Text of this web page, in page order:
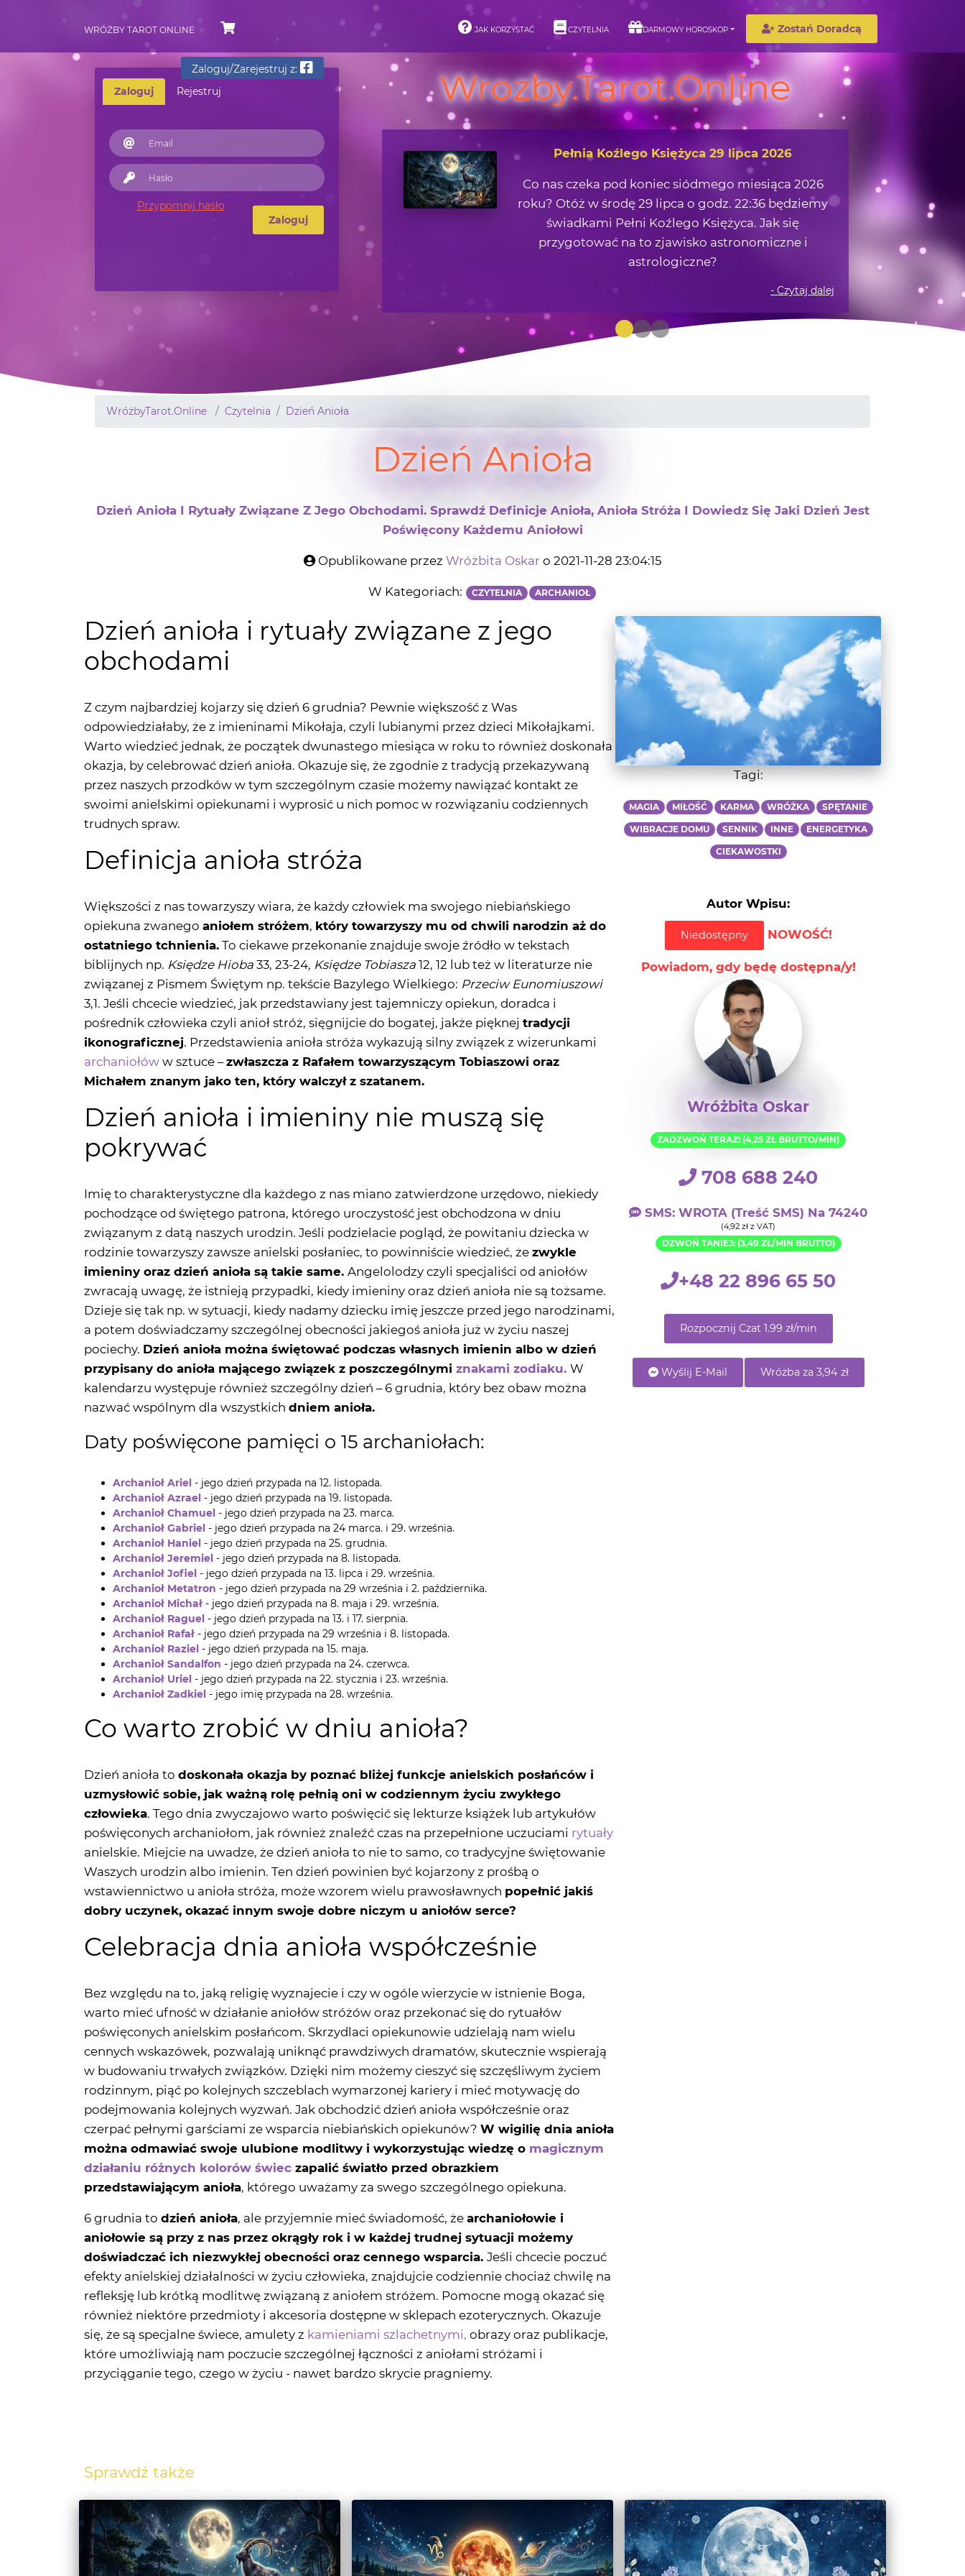
WRÓŻBY TAROT ONLINE JAK KORZYSTAĆ CZYTELNIA DARMOWY HOROSKOP Zostań Doradcą
Zaloguj Rejestruj
Zaloguj/Zarejestruj z:
Przypomnij hasło
Zaloguj
Wrozby.Tarot.Online
Asteroidy i ich wędrówka w okolicach Ziemi
Jaką lekcję życiową możemy zaczerpnąć z obserwacji
zjawisk na nocnym niebie?
- Czytaj dalej
Dzień Anioła
Dzień Anioła I Rytuały Związane Z Jego Obchodami. Sprawdź Definicje Anioła, Anioła Stróża I Dowiedz Się Jaki Dzień Jest
Opublikowane przezWróżbita Oskaro 2021-11-28 23:04:15
Dzień anioła i rytuały związane z jego
Z czym najbardziej kojarzy się dzień 6 grudnia? Pewnie większość z Was
okazja, by celebrować dzień anioła. Okazuje się, że zgodnie z tradycją przekazywaną
przez naszych przodków w tym szczególnym czasie możemy nawiązać kontakt ze
swoimi anielskimi opiekunami i wyprosić u nich pomoc w rozwiązaniu codziennych
trudnych spraw.
Definicja anioła stróża
Większości z nas towarzyszy wiara, że każdy człowiek ma swojego niebiańskiego
opiekuna zwanego
biblijnych np. Księdze Hioba 33, 23-24, Księdze Tobiasza 12, 12 lub też w literaturze nie
związanej z Pismem Świętym np. tekście Bazylego Wielkiego:Przeciw Eunomiuszowi
3,1. Jeśli chcecie wiedzieć, jak przedstawiany jest tajemniczy opiekun, doradca i
pośrednik człowieka czyli anioł stróż, sięgnijcie do bogatej, jakże pięknejtradycji
ikonograficznej . Przedstawienia anioła stróża wykazują silny związek z wizerunkami
archaniołów w sztuce – zwłaszcza z Rafałem towarzyszącym Tobiaszowi oraz
Michałem znanym jako ten, który walczył z szatanem.
Dzień anioła i imieniny nie muszą się
pokrywać
Imię to charakterystyczne dla każdego z nas miano zatwierdzone urzędowo, niekiedy
pochodzące od świętego patrona, którego uroczystość jest obchodzona w dniu
rodzinie towarzyszy zawsze anielski posłaniec, to powinniście wiedzieć, że zwykle
imieniny oraz dzień anioła są takie same.Angelolodzy czyli specjaliści od aniołów
zwracają uwagę, że istnieją przypadki, kiedy imieniny oraz dzień anioła nie są tożsame.
Dzieje się tak np. w sytuacji, kiedy nadamy dziecku imię jeszcze przed jego narodzinami,
a potem doświadczamy szczególnej obecności jakiegoś anioła już w życiu naszej
pociechy. Dzień anioła można świętować podczas własnych imienin albo w dzień
przypisany do anioła mającego związek z poszczególnymiznakami zodiaku.W
kalendarzu występuje również szczególny dzień – 6 grudnia, który bez obaw można
nazwać wspólnym dla wszystkich dniem anioła.
Daty poświęcone pamięci o 15 archaniołach:
Archanioł Ariel
- jego dzień przypada na 12. listopada.
Archanioł Azrael - jego dzień przypada na 19. listopada.
Archanioł Gabriel - jego dzień przypada na 24 marca. i 29. września.
Archanioł Haniel - jego dzień przypada na 25. grudnia.
Archanioł Jeremiel- jego dzień przypada na 8. listopada.
Archanioł Jofiel- jego dzień przypada na 13. lipca i 29. września.
Archanioł Metatron- jego dzień przypada na 29 września i 2. października.
Archanioł Michał- jego dzień przypada na 8. maja i 29. września.
Archanioł Raguel
- jego dzień przypada na 13. i 17. sierpnia.
Archanioł Rafał- jego dzień przypada na 29 września i 8. listopada.
Archanioł Raziel- jego dzień przypada na 15. maja.
Archanioł Sandalfon- jego dzień przypada na 24. czerwca.
Archanioł Uriel
- jego dzień przypada na 22. stycznia i 23. września.
Archanioł Zadkiel
- jego imię przypada na 28. września.
Co warto zrobić w dniu anioła?
Dzień anioła todoskonała okazja by poznać bliżej funkcje anielskich posłańców i
poświęconych archaniołom, jak również znaleźć czas na przepełnione uczuciamirytuały
anielskie. Miejcie na uwadze, że dzień anioła to nie to samo, co tradycyjne świętowanie
Waszych urodzin albo imienin. Ten dzień powinien być kojarzony z prośbą o
wstawiennictwo u anioła stróża, może wzorem wielu prawosławnych popełnić jakiś
dobry uczynek, okazać innym swoje dobre niczym u aniołów serce?
Celebracja dnia anioła współcześnie
Bez względu na to, jaką religię wyznajecie i czy w ogóle wierzycie w istnienie Boga,
warto mieć ufność w działanie aniołów stróżów oraz przekonać się do rytuałów
cennych wskazówek, pozwalają uniknąć prawdziwych dramatów, skutecznie wspierają
w budowaniu trwałych związków. Dzięki nim możemy cieszyć się szczęśliwym życiem
rodzinnym, piąć po kolejnych szczeblach wymarzonej kariery i mieć motywację do
podejmowania kolejnych wyzwań. Jak obchodzić dzień anioła współcześnie oraz
czerpać pełnymi garściami ze wsparcia niebiańskich opiekunów? W wigilię dnia anioła
można odmawiać swoje ulubione modlitwy i wykorzystując wiedzę omagicznym
działaniu różnych kolorów świec zapalić światło przed obrazkiem
przedstawiającym anioła, którego uważamy za swego szczególnego opiekuna.
6 grudnia todzień anioła, ale przyjemnie mieć świadomość, żearchaniołowie i
aniołowie są przy z nas przez okrągły rok i w każdej trudnej sytuacji możemy
efekty anielskiej działalności w życiu człowieka, znajdujcie codziennie chociaż chwilę na
refleksję lub krótką modlitwę związaną z aniołem stróżem. Pomocne mogą okazać się
również niektóre przedmioty i akcesoria dostępne w sklepach ezoterycznych. Okazuje
się, że są specjalne świece, amulety zkamieniami szlachetnymi, obrazy oraz publikacje,
które umożliwiają nam poczucie szczególnej łączności z aniołami stróżami i
przyciąganie tego, czego w życiu - nawet bardzo skrycie pragniemy.
Tagi:
MAGIA MIŁOŚĆ KARMA WRÓŻKA SPĘTANIE
SENNIK
CIEKAWOSTKI
Autor Wpisu:
Powiadom, gdy będę dostępna/y!
Wróżbita Oskar
ZADZWOŃ TERAZ! (4,25 ZŁ BRUTTO/MIN)
708 688 240
(4,92 zł z VAT)
+48 22 896 65 50
Rozpocznij Czat 1.99 zł/min
Wyślij E-Mail Wróżba za 3,94 zł